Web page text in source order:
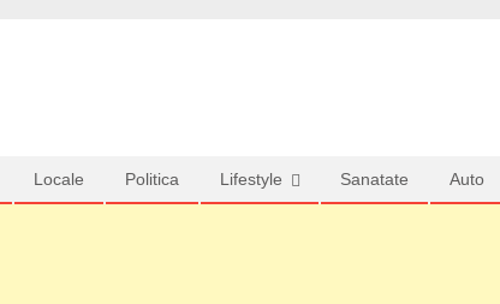
Locale Politica Lifestyle Sanatate Auto